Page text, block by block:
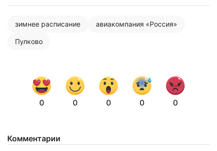
зимнее расписание авиакомпания «Россия»
Пулково
0 0 0 0 0
Комментарии